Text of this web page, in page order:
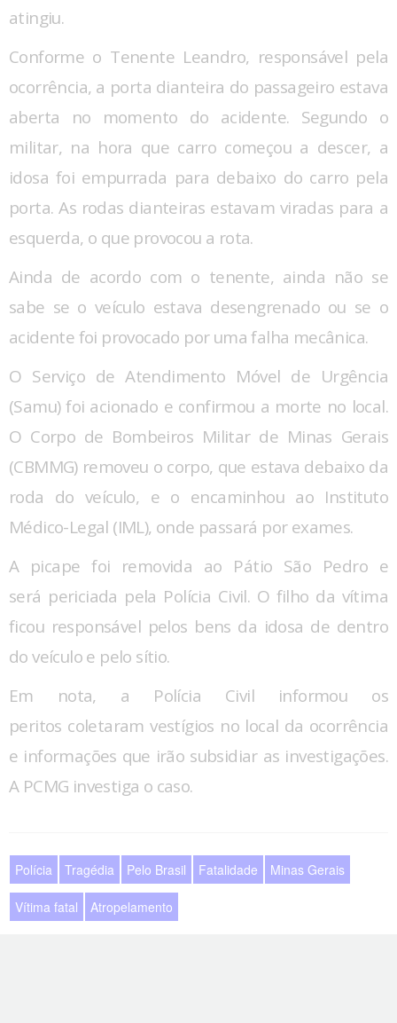
atingiu.
Conforme o Tenente Leandro, responsável pela
ocorrência, a porta dianteira do passageiro estava
aberta no momento do acidente. Segundo o
militar, na hora que carro começou a descer, a
idosa foi empurrada para debaixo do carro pela
porta. As rodas dianteiras estavam viradas para a
esquerda, o que provocou a rota.
Ainda de acordo com o tenente, ainda não se
sabe se o veículo estava desengrenado ou se o
acidente foi provocado por uma falha mecânica.
O Serviço de Atendimento Móvel de Urgência
(Samu) foi acionado e confirmou a morte no local.
O Corpo de Bombeiros Militar de Minas Gerais
(CBMMG) removeu o corpo, que estava debaixo da
roda do veículo, e o encaminhou ao Instituto
Médico-Legal (IML), onde passará por exames.
A picape foi removida ao Pátio São Pedro e
será periciada pela Polícia Civil. O filho da vítima
ficou responsável pelos bens da idosa de dentro
do veículo e pelo sítio.
Em nota, a Polícia Civil informou os
peritos coletaram vestígios no local da ocorrência
e informações que irão subsidiar as investigações.
A PCMG investiga o caso.
Polícia Tragédia Pelo Brasil Fatalidade Minas Gerais
Vítima fatal Atropelamento